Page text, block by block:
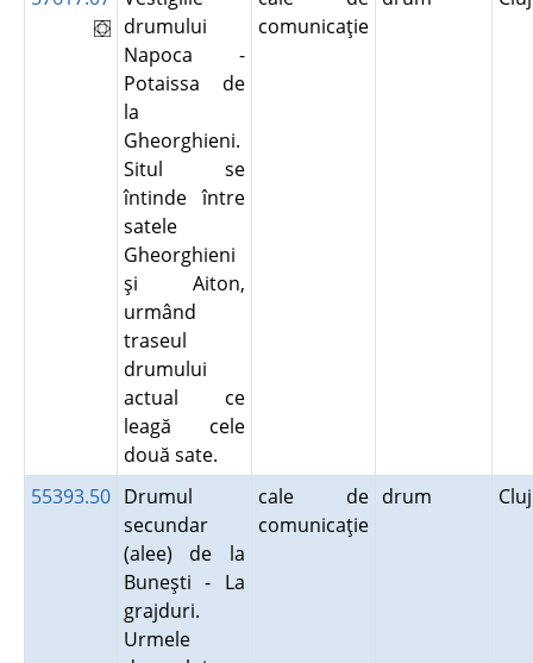
drumului
Napoca -
Potaissa de
la
Gheorghieni.
Situl se
întinde între
satele
Gheorghieni
şi Aiton,
urmând
traseul
drumului
actual ce
leagă cele
două sate.
comunicaţie
55393.50 Drumul
secundar
(alee) de la
Buneşti - La
grajduri.
Urmele
cale de
comunicaţie
drum